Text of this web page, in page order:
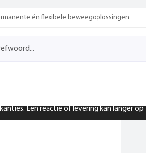
Een reactie of levering kan langer
én flexibele beweegoplossingen